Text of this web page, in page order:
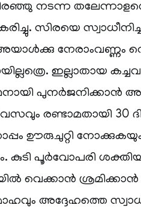
നടന്ന
സിരയെ
നേരാംവണ്ണം
ഇല്ലാതായ
പുനര്‍ജനിക്കാന്‍
രണ്ടാമതായി 30
ഊരുചുറ്റി
കുടി പൂര്‍വോപരി
വെക്കാന്‍
അദ്ദേഹത്തെ